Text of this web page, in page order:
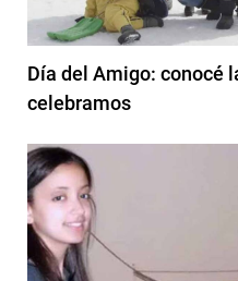
Día del Amigo: conocé
celebramos